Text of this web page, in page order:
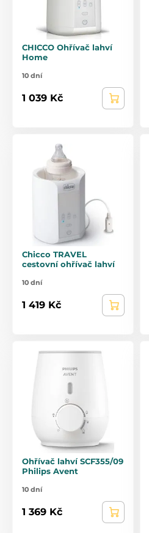
CHICCO Ohřívač lahví
Home
10 dní
1 039 Kč
Chicco TRAVEL
cestovní ohřívač lahví
10 dní
1 419 Kč
Ohřívač lahví SCF355/09
Philips Avent
10 dní
1 369 Kč